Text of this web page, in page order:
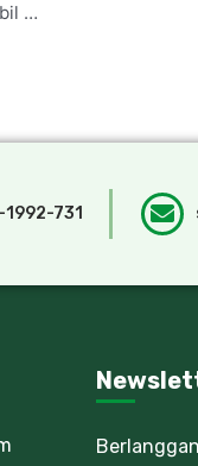
…
1992-731